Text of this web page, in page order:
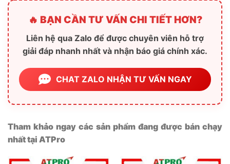
🔥 BẠN CẦN TƯ VẤN CHI TIẾT HƠN?
Liên hệ qua Zalo để được chuyên viên hỗ trợ
giải đáp nhanh nhất và nhận báo giá chính xác.
CHAT ZALO NHẬN TƯ VẤN NGAY
Tham khảo ngay các sản phẩm đang được bán chạy
nhất tại ATPro